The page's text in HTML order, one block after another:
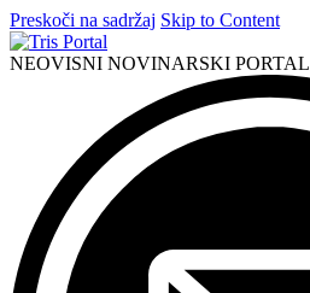
Preskoči na sadržaj Skip to Content
NEOVISNI NOVINARSKI PORTAL